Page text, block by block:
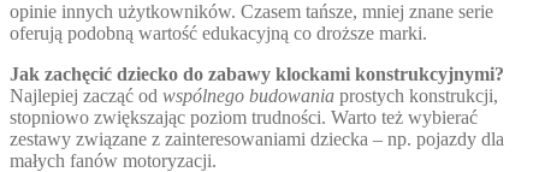
opinie innych użytkowników. Czasem tańsze, mniej znane serie
oferują podobną wartość edukacyjną co droższe marki.
Jak zachęcić dziecko do zabawy klockami konstrukcyjnymi?
Najlepiej zacząć od wspólnego budowania prostych konstrukcji,
stopniowo zwiększając poziom trudności. Warto też wybierać
zestawy związane z zainteresowaniami dziecka – np. pojazdy dla
małych fanów motoryzacji.